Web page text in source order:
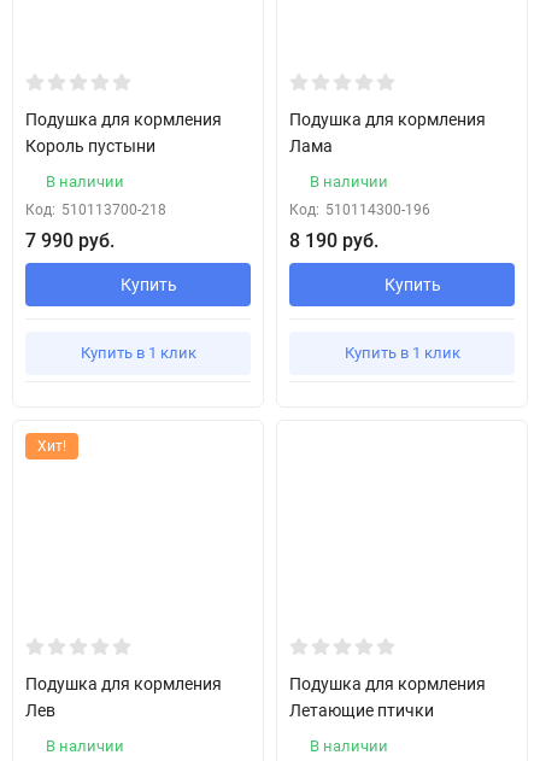
Подушка для кормления
Король пустыни
В наличии
Код: 510113700-218
7 990 руб.
Купить
Купить в 1 клик
Подушка для кормления
Лама
В наличии
Код: 510114300-196
8 190 руб.
Купить
Купить в 1 клик
Хит!
Подушка для кормления
Лев
В наличии
Подушка для кормления
Летающие птички
В наличии